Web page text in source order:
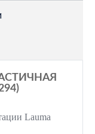
Lauma